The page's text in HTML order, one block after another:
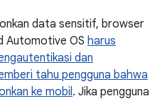
data sensitif, browser
Automotive OS harus
dan
tahu pengguna bahwa
ke mobil. Jika pengguna